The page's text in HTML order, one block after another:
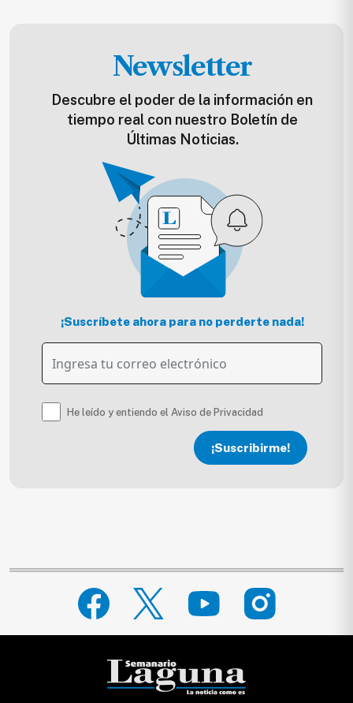
Newsletter
Descubre el poder de la información en
tiempo real con nuestro Boletín de
Últimas Noticias.
¡Suscríbete ahora para no perderte nada!
He leído y entiendo el Aviso de Privacidad
¡Suscribirme!